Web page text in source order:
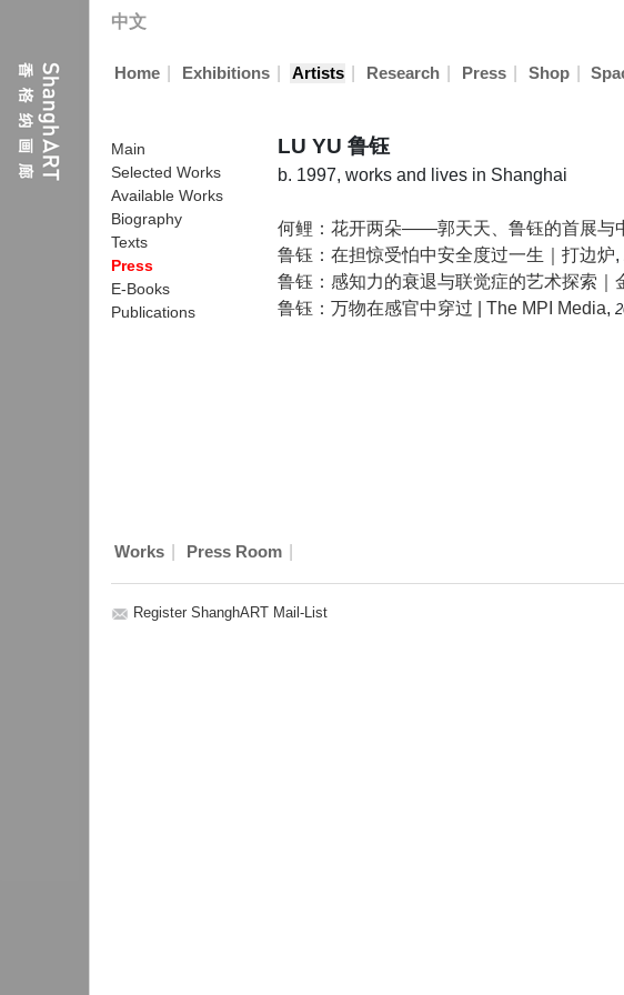
中文
Home Exhibitions Artists Research Press Shop
LU YU 鲁钰
b. 1997, works and lives in Shanghai
Main
Selected Works
Available Works
Biography
Texts
Press
E-Books
Publications
何鲤：花开两朵——郭天天、鲁钰的首展与
鲁钰：在担惊受怕中安全度过一生｜打边炉,
鲁钰：感知力的衰退与联觉症的艺术探索｜
鲁钰：万物在感官中穿过 | The MPI Media,
Works Press Room
Register ShanghART Mail-List